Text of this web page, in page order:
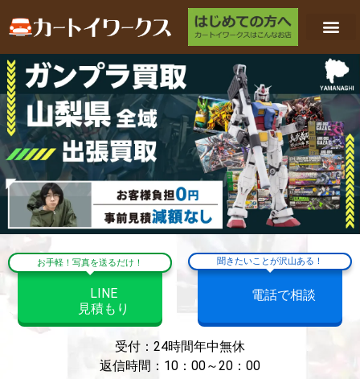
お手軽！写真を送るだけ！
LINE
見積もり
聞きたいことが沢山ある！
電話で相談
受付：24時間年中無休
返信時間：10：00～20：00